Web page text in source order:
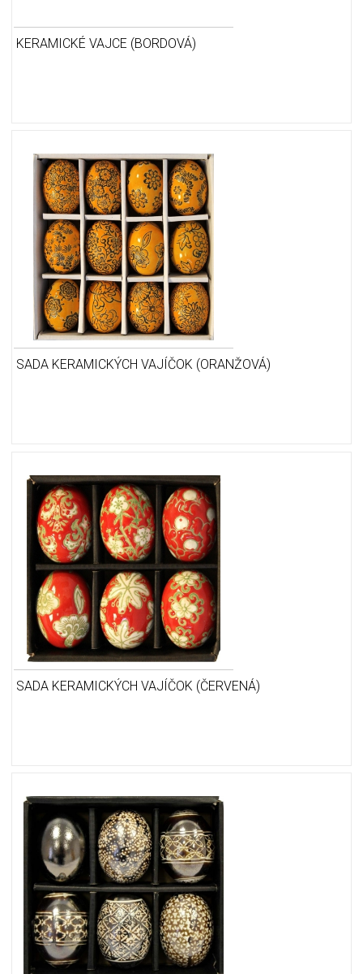
KERAMICKÉ VAJCE (BORDOVÁ)
SADA KERAMICKÝCH VAJÍČOK (ORANŽOVÁ)
SADA KERAMICKÝCH VAJÍČOK (ČERVENÁ)